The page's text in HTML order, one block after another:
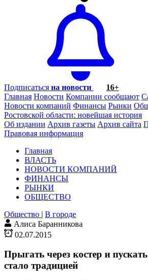
Подписаться на новости
16+
Главная Новости Компании сообщают
Новости компаний Финансы Рынки
Ростовской области: новейшая история
Об издании Архив газеты Архив сайта
Правовая информация
Главная
ВЛАСТЬ
НОВОСТИ КОМПАНИЙ
ФИНАНСЫ
РЫНКИ
ОБЩЕСТВО
Общество | В городе
Алиса Баранникова
02.07.2015
Прыгать через костер и
стало традицией